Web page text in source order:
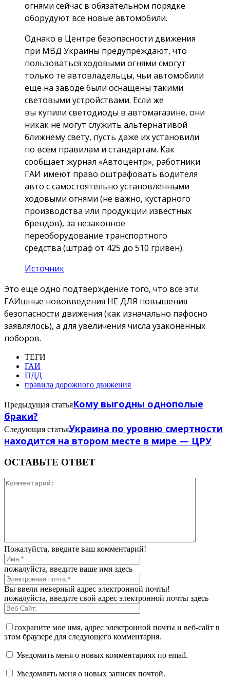
огнями сейчас в обязательном порядке
оборудуют все новые автомобили.
Однако в Центре безопасности движения
при МВД Украины предупреждают, что
пользоваться ходовыми огнями смогут
только те автовладельцы, чьи автомобили
еще на заводе были оснащены такими
световыми устройствами. Если же
вы купили светодиоды в автомагазине, они
никак не могут служить альтернативой
ближнему свету, пусть даже их установили
по всем правилам и стандартам. Как
сообщает журнал «Автоцентр», работники
ГАИ имеют право оштрафовать водителя
авто с самостоятельно установленными
ходовыми огнями (не важно, кустарного
производства или продукции известных
брендов), за незаконное
переоборудование транспортного
средства (штраф от 425 до 510 гривен).
Источник
Это еще одно подтверждение того, что все эти
ГАИшные нововведения НЕ ДЛЯ повышения
безопасности движения (как изначально пафосно
заявлялось), а для увеличения числа узаконенных
поборов.
ТЕГИ
ГАИ
ПДД
правила дорожного движения
Предыдущая статьяКому выгодны однополые
браки?
Следующая статьяУкраина по уровню смертности
находится на втором месте в мире — ЦРУ
ОСТАВЬТЕ ОТВЕТ
Пожалуйста, введите ваш комментарий!
пожалуйста, введите ваше имя здесь
Вы ввели неверный адрес электронной почты!
пожалуйста, введите свой адрес электронной почты здесь
сохраните мое имя, адрес электронной почты и веб-сайт в
этом браузере для следующего комментария.
Уведомить меня о новых комментариях по email.
Уведомлять меня о новых записях почтой.